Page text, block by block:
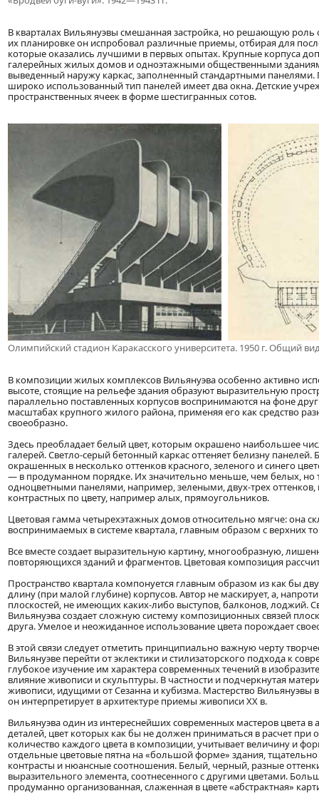
В кварталах Вильянуэвы смешанная застройка, но решающую
их планировке он испробовал различные приемы, отбирая для
которые оказались лучшими в первых опытах. Крупные корпуса
галерейных жилых домов и одноэтажными общественными
выведенный наружу каркас, заполненный стандартными
широко использованный тип панелей имеет два окна. Детские
пространственных ячеек в форме шестигранных сотов.
Олимпийский стадион Каракасского университета. 1950 г. Общий
В композиции жилых комплексов Вильянуэва особенно активно
высоте, стоящие на рельефе здания образуют выразительную
параллельно поставленных корпусов воспринимаются на фоне
масштабах крупного жилого района, применяя его как средство
своеобразно.
Здесь преобладает белый цвет, которым окрашено наибольшее
галерей. Светло-серый бетонный каркас оттеняет белизну
окрашенных в несколько оттенков красного, зеленого и синего
— в продуманном порядке. Их значительно меньше, чем белых, но
одноцветными панелями, например, зелеными, двух-трех
контрастных по цвету, например алых, прямоугольников.
Цветовая гамма четырехэтажных домов относительно мягче: она
воспринимаемых в системе квартала, главным образом с верхних
Все вместе создает выразительную картину, многообразную,
повторяющихся зданий и фрагментов. Цветовая композиция
Пространство квартала компонуется главным образом из как
длину (при малой глубине) корпусов. Автор не маскирует, а,
плоскостей, не имеющих каких-либо выступов, балконов, лоджий.
Вильянуэва создает сложную систему композиционных связей
друга. Умелое и неожиданное использование цвета порождает
В этой связи следует отметить принципиально важную черту
Вильянуэве перейти от эклектики и стилизаторского подхода к
глубокое изучение им характера современных течений в
влияние живописи и скульптуры. В частности и подчеркнутая
живописи, идущими от Сезанна и кубизма. Мастерство Вильянуэвы
он интерпретирует в архитектуре приемы живописи XX в.
Вильянуэва один из интереснейших современных мастеров цвета в
деталей, цвет которых как бы не должен приниматься в расчет
количество каждого цвета в композиции, учитывает величину и
отдельные цветовые пятна на «большой форме» здания,
контрасты и нюансные соотношения. Белый, черный, разные
выразительного элемента, соотнесенного с другими цветами.
продуманно организованная, слаженная в цвете «абстрактная»